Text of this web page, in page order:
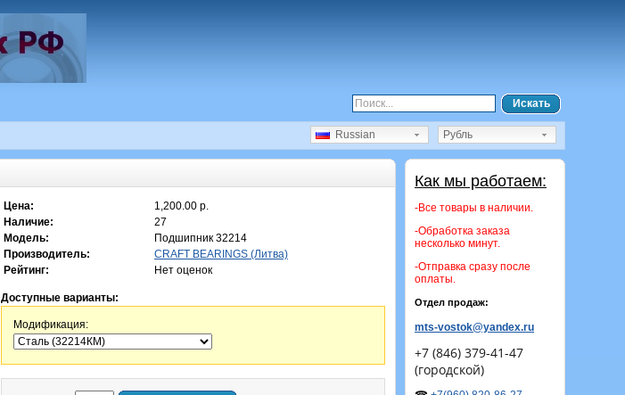
Искать
Рубль
Russian
Как мы работаем:
-Все товары в наличии.
-Обработка заказа
несколько минут.
-Отправка сразу после
оплаты.
Отдел продаж:
mts-vostok@yandex.ru
+7 (846) 379-41-47
(городской)
Цена:
1,200.00 р.
Наличие:
27
Модель:
Подшипник 32214
Производитель:
CRAFT BEARINGS (Литва)
Рейтинг:
Нет оценок
Доступные варианты:
Модификация: